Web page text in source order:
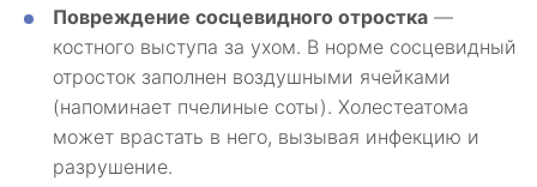
Повреждение сосцевидного отростка —
костного выступа за ухом. В норме сосцевидный
отросток заполнен воздушными ячейками
(напоминает пчелиные соты). Холестеатома
может врастать в него, вызывая инфекцию и
разрушение.